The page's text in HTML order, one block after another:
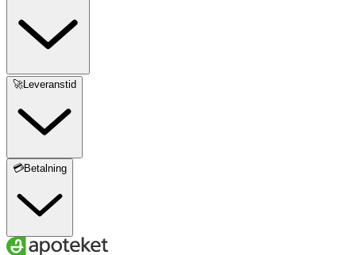
🚀Leveranstid
💳Betalning